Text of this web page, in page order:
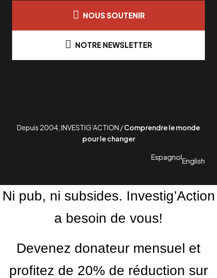
NOUS SOUTENIR
NOTRE NEWSLETTER
Depuis 2004, INVESTIG’ACTION /Comprendre le monde
pour le changer
EspagnolEnglish
Ni pub, ni subsides. Investig’Action
a besoin de vous!
Devenez donateur mensuel et
profitez de 20% de réduction sur